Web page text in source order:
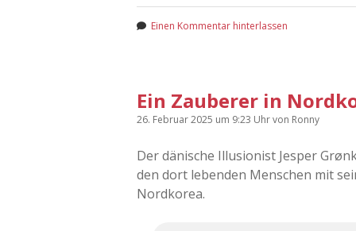
Einen Kommentar hinterlassen
Ein Zauberer in
26. Februar 2025 um 9:23 Uhrvon Ronny
Der dänische Illusionist Jesper
den dort lebenden Menschen mit
Nordkorea.